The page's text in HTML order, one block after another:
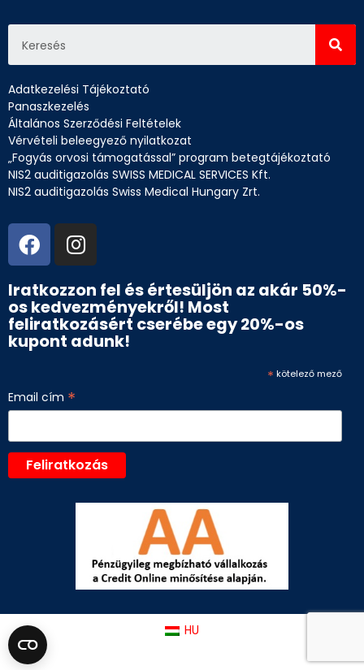
Adatkezelési Tájékoztató
Panaszkezelés
Általános Szerződési Feltételek
Vérvételi beleegyező nyilatkozat
„Fogyás orvosi támogatással” program betegtájékoztató
NIS2 auditigazolás SWISS MEDICAL SERVICES Kft.
NIS2 auditigazolás Swiss Medical Hungary Zrt.
Iratkozzon fel és értesüljön az akár 50%-
os kedvezményekről! Most
feliratkozásért cserébe egy 20%-os
kupont adunk!
* kötelező mező
Email cím *
HU